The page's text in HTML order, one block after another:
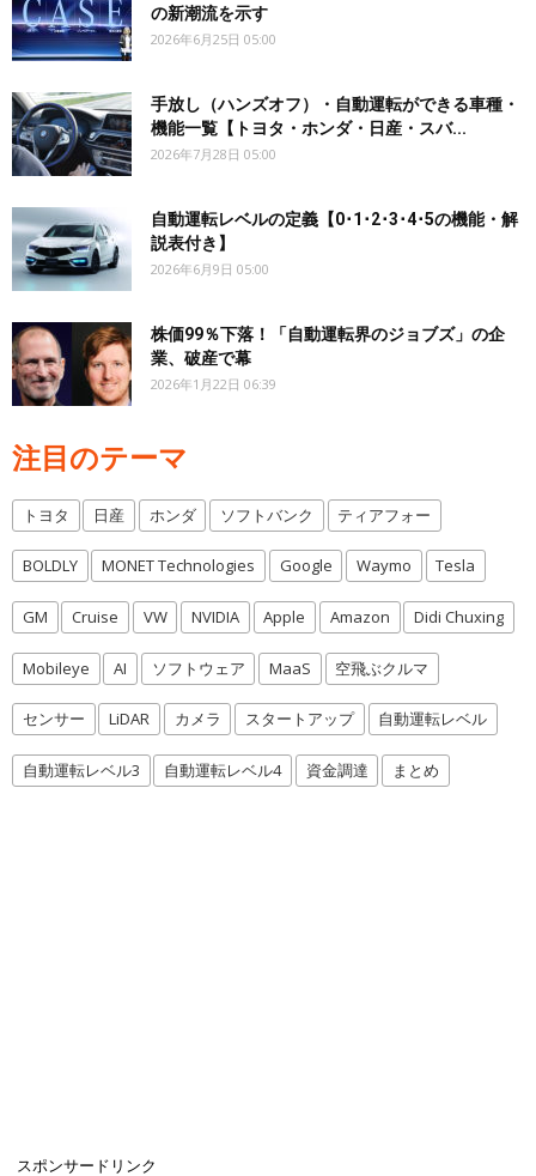
の新潮流を示す
2026年6月25日 05:00
手放し（ハンズオフ）・自動運転ができる車種・
機能一覧【トヨタ・ホンダ・日産・スバ...
2026年7月28日 05:00
自動運転レベルの定義【0･1･2･3･4･5の機能・解
説表付き】
2026年6月9日 05:00
株価99％下落！「自動運転界のジョブズ」の企
業、破産で幕
2026年1月22日 06:39
注目のテーマ
トヨタ 日産 ホンダ ソフトバンク ティアフォー
BOLDLY MONET Technologies Google Waymo Tesla
GM Cruise VW NVIDIA Apple Amazon Didi Chuxing
Mobileye AI ソフトウェア MaaS 空飛ぶクルマ
センサー LiDAR カメラ スタートアップ 自動運転レベル
自動運転レベル3 自動運転レベル4 資金調達 まとめ
スポンサードリンク